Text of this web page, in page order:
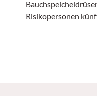
Risikopersonen